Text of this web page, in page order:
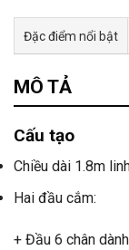
Đặc điểm nổi bật
Tư vấn & bán
MÔ TẢ
Cấu tạo
Chiều dài 1.8m
Hai đầu cắm:
+ Đầu 6 chân